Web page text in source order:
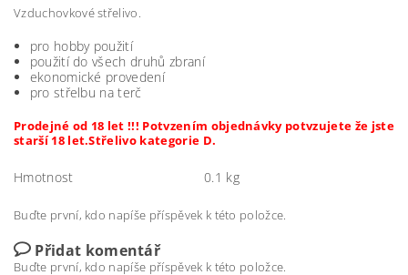
Vzduchovkové střelivo.
pro hobby použití
použití do všech druhů zbraní
ekonomické provedení
pro střelbu na terč
Prodejné od 18 let !!! Potvzením objednávky potvzujete že jste
starší 18 let.Střelivo kategorie D.
Hmotnost 0.1 kg
Buďte první, kdo napíše příspěvek k této položce.
Přidat komentář
Buďte první, kdo napíše příspěvek k této položce.